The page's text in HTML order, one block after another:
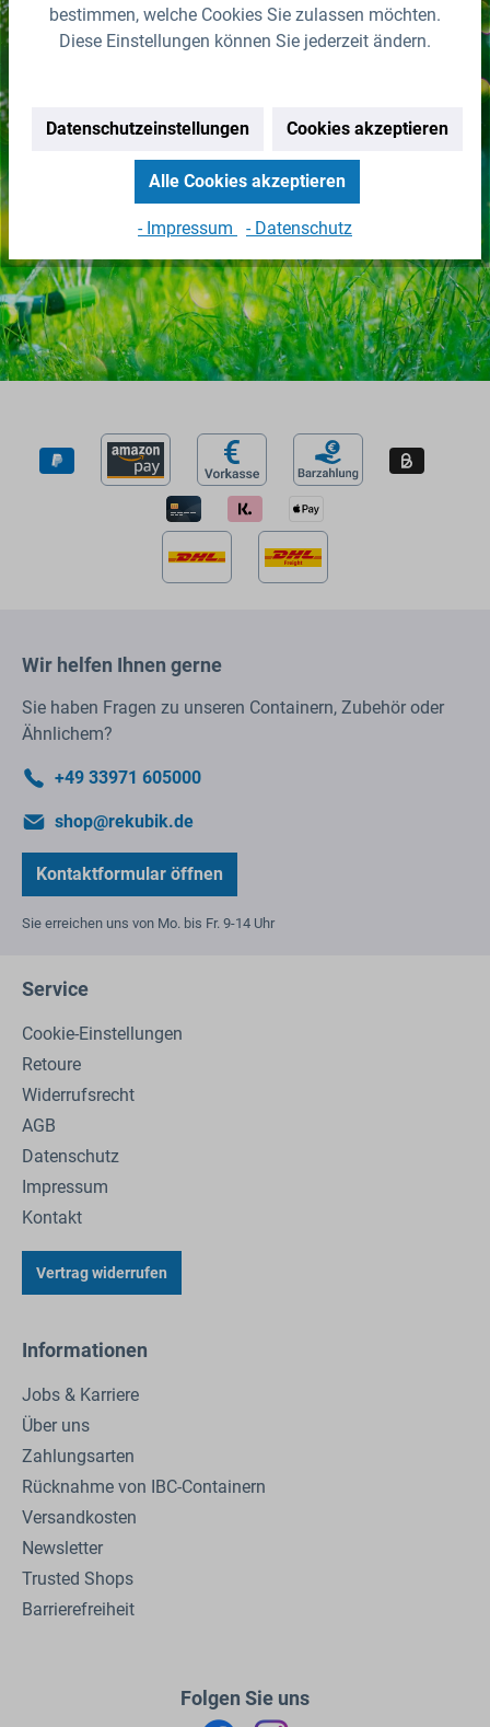
Nichts mehr verpassen!
Zur Newsletter Anmeldung
(Abmeldung jederzeit möglich)
Wir helfen Ihnen gerne
Sie haben Fragen zu unseren Containern, Zubehör oder
Ähnlichem?
+49 33971 605000
shop@rekubik.de
Kontaktformular öffnen
Sie erreichen uns von Mo. bis Fr. 9-14 Uhr
Service
Cookie-Einstellungen
Retoure
Widerrufsrecht
AGB
Datenschutz
Impressum
Kontakt
Vertrag widerrufen
Informationen
Jobs & Karriere
Über uns
Zahlungsarten
Rücknahme von IBC-Containern
Versandkosten
Newsletter
Trusted Shops
Barrierefreiheit
Folgen Sie uns
bestimmen, welche Cookies Sie zulassen möchten.
Diese Einstellungen können Sie jederzeit ändern.
Datenschutzeinstellungen Cookies akzeptieren
Alle Cookies akzeptieren
- Impressum - Datenschutz